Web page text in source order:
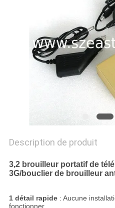
DEMANDER
UN DEVIS
PRIVACY
POLICY
Description de produit
3,2 brouilleur portatif de
3G/bouclier de brouilleur
1 détail rapide: Aucune
fonctionner